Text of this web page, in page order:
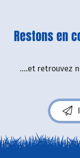
Restons en
....et retrouvez